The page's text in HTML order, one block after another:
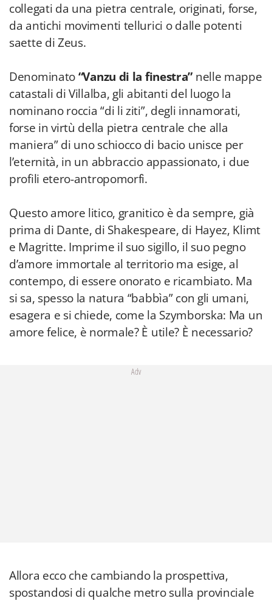
collegati da una pietra centrale, originati, forse,
da antichi movimenti tellurici o dalle potenti
saette di Zeus.
Denominato“Vanzu di la finestra”nelle mappe
catastali di Villalba, gli abitanti del luogo la
nominano roccia “di li ziti”, degli innamorati,
forse in virtù della pietra centrale che alla
maniera” di uno schiocco di bacio unisce per
l’eternità, in un abbraccio appassionato, i due
profili etero-antropomorfi.
Questo amore litico, granitico è da sempre, già
prima di Dante, di Shakespeare, di Hayez, Klimt
e Magritte. Imprime il suo sigillo, il suo pegno
d’amore immortale al territorio ma esige, al
contempo, di essere onorato e ricambiato. Ma
si sa, spesso la natura “babbìa” con gli umani,
esagera e si chiede, come la Szymborska: Ma un
amore felice, è normale? È utile? È necessario?
Adv
Allora ecco che cambiando la prospettiva,
spostandosi di qualche metro sulla provinciale